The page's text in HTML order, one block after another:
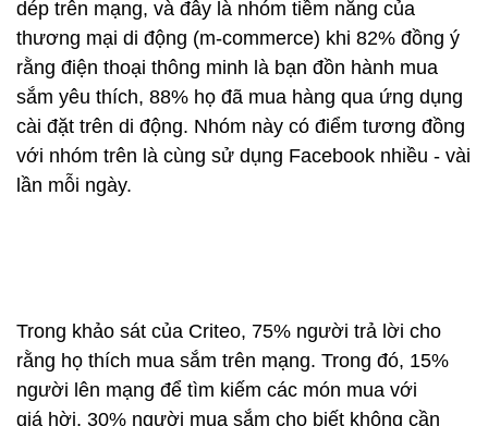
dép trên mạng, và đây là nhóm tiềm năng của
thương mại di động (m-commerce) khi 82% đồng ý
rằng điện thoại thông minh là bạn đồn hành mua
sắm yêu thích, 88% họ đã mua hàng qua ứng dụng
cài đặt trên di động. Nhóm này có điểm tương đồng
với nhóm trên là cùng sử dụng Facebook nhiều - vài
lần mỗi ngày.
Trong khảo sát của Criteo, 75% người trả lời cho
rằng họ thích mua sắm trên mạng. Trong đó, 15%
người lên mạng để tìm kiếm các món mua với
giá hời, 30% người mua sắm cho biết không cần